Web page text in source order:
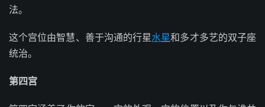
法。
这个宫位由智慧、善于沟通的行星水星和多才多艺的双子座
统治。
第四宫